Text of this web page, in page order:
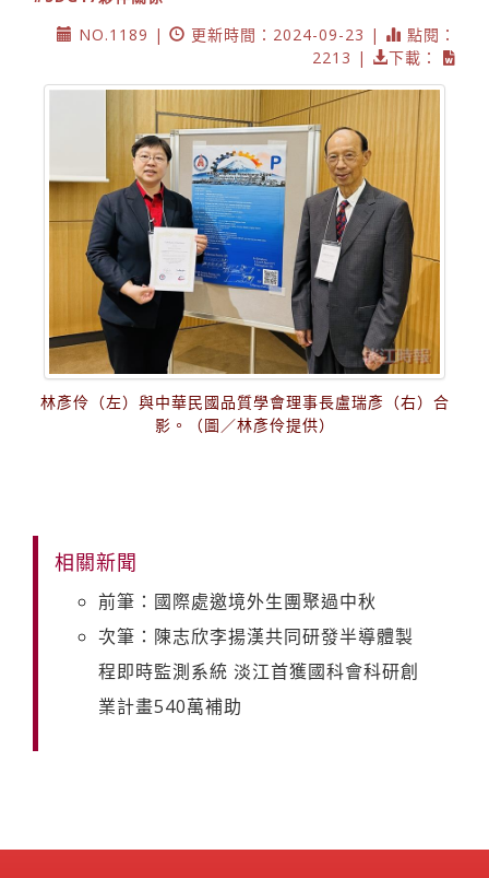
NO.1189 |
更新時間：2024-09-23 |
點閱：
2213 |
下載：
林彥伶（左）與中華民國品質學會理事長盧瑞彥（右）合
影。（圖／林彥伶提供）
相關新聞
前筆：國際處邀境外生團聚過中秋
次筆：陳志欣李揚漢共同研發半導體製
程即時監測系統 淡江首獲國科會科研創
業計畫540萬補助